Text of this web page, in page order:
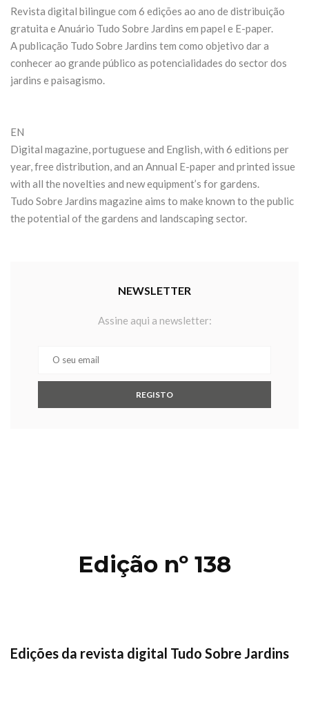
Revista digital bilingue com 6 edições ao ano de distribuição
gratuita e Anuário Tudo Sobre Jardins em papel e E-paper.
A publicação Tudo Sobre Jardins tem como objetivo dar a
conhecer ao grande público as potencialidades do sector dos
jardins e paisagismo.
EN
Digital magazine, portuguese and English, with 6 editions per
year, free distribution, and an Annual E-paper and printed issue
with all the novelties and new equipment’s for gardens.
Tudo Sobre Jardins magazine aims to make known to the public
the potential of the gardens and landscaping sector.
NEWSLETTER
Assine aqui a newsletter:
Edição nº 138
Edições da revista digital Tudo Sobre Jardins